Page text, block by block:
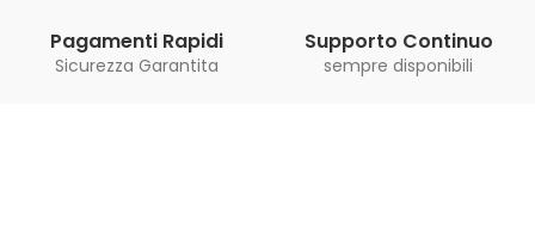
Pagamenti Rapidi
Sicurezza Garantita
Supporto Continuo
sempre disponibili